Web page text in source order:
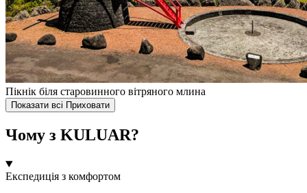
Пікнік біля старовинного вітряного млина
Показати всі Приховати
Чому з KULUAR?
Експедиція з комфортом